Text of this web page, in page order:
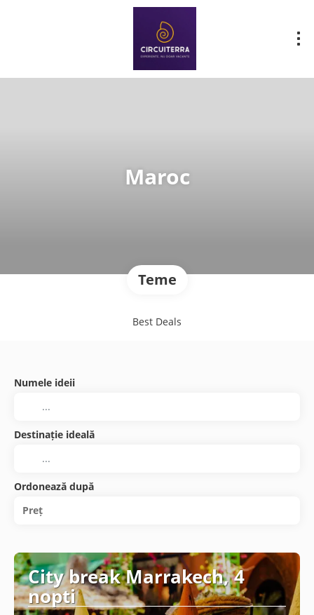
Maroc
Teme
Best Deals
Numele ideii
Destinație ideală
Ordonează după
Preț
City break Marrakech, 4
nopti